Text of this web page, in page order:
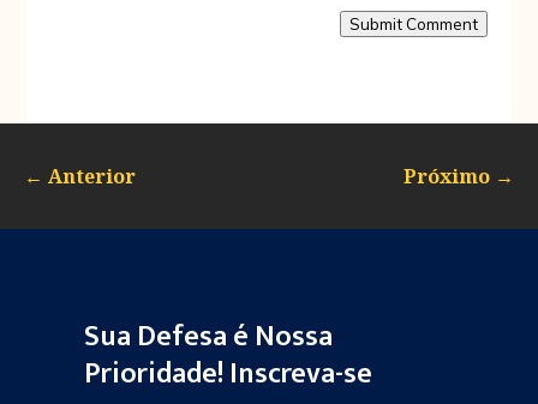
Submit Comment
← Anterior Próximo →
Sua Defesa é Nossa
Prioridade! Inscreva-se